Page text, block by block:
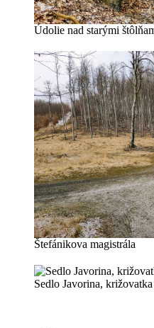
Údolie nad starými
Štefánikova magistrála
Sedlo Javorina,